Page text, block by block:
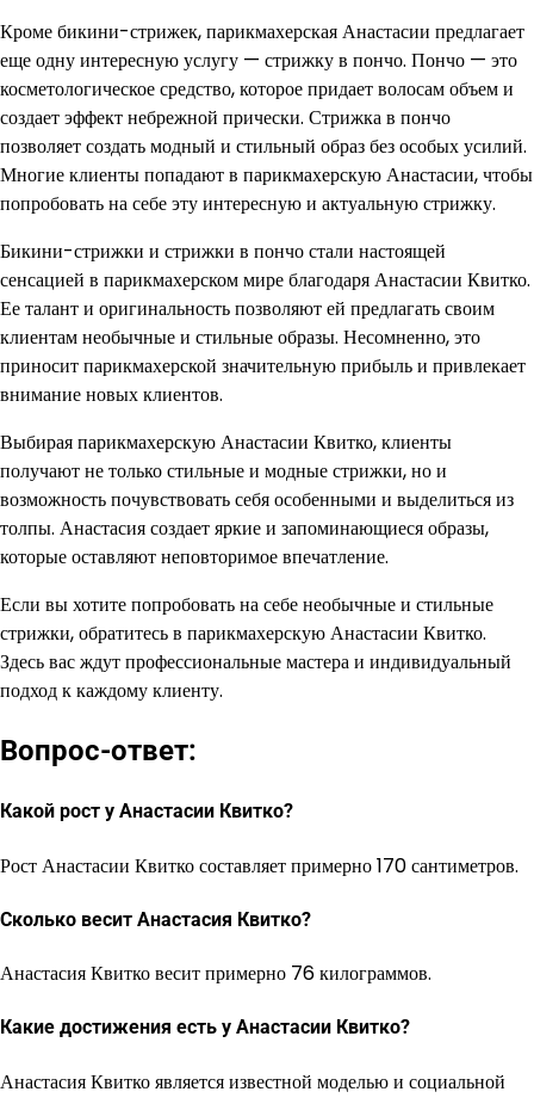
Кроме бикини-стрижек, парикмахерская Анастасии предлагает
еще одну интересную услугу — стрижку в пончо. Пончо — это
косметологическое средство, которое придает волосам объем и
создает эффект небрежной прически. Стрижка в пончо
позволяет создать модный и стильный образ без особых усилий.
Многие клиенты попадают в парикмахерскую Анастасии, чтобы
попробовать на себе эту интересную и актуальную стрижку.
Бикини-стрижки и стрижки в пончо стали настоящей
сенсацией в парикмахерском мире благодаря Анастасии Квитко.
Ее талант и оригинальность позволяют ей предлагать своим
клиентам необычные и стильные образы. Несомненно, это
приносит парикмахерской значительную прибыль и привлекает
внимание новых клиентов.
Выбирая парикмахерскую Анастасии Квитко, клиенты
получают не только стильные и модные стрижки, но и
возможность почувствовать себя особенными и выделиться из
толпы. Анастасия создает яркие и запоминающиеся образы,
которые оставляют неповторимое впечатление.
Если вы хотите попробовать на себе необычные и стильные
стрижки, обратитесь в парикмахерскую Анастасии Квитко.
Здесь вас ждут профессиональные мастера и индивидуальный
подход к каждому клиенту.
Вопрос-ответ:
Какой рост у Анастасии Квитко?
Рост Анастасии Квитко составляет примерно 170 сантиметров.
Сколько весит Анастасия Квитко?
Анастасия Квитко весит примерно 76 килограммов.
Какие достижения есть у Анастасии Квитко?
Анастасия Квитко является известной моделью и социальной